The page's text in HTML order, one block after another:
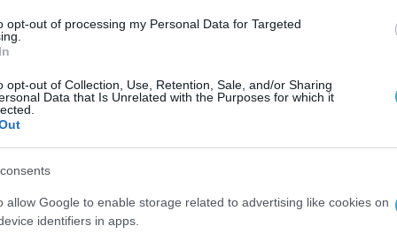
opt-out of processing my Personal Data for Targeted
opt-out of Collection, Use, Retention, Sale, and/or Sharing
Data that Is Unrelated with the Purposes for which it
allow Google to enable storage related to advertising like cookies on
identifiers in apps.
μεταβάλει θεμελιώδεις παραδοχές και
θα καταστεί διαθέσιμο και στην
Επιτροπή Κεφαλαιαγοράς το ενημερωτικό
ανοίγοντας τον δρόμο για μία από
αναπτυσσόμενο κλάδο της τεχνητής